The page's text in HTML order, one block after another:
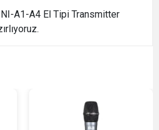
A1-A4 El Tipi Transmitter